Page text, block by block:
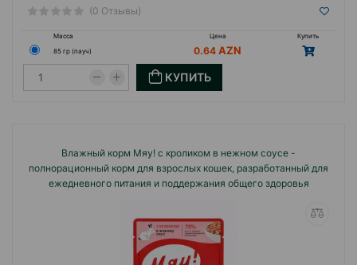
(0 Отзывы)
Масса Цена
Купить
85 гр (пауч)
0.64
КУПИТЬ
Влажный корм Мяу! с кроликом в нежном соусе -
полнорационный корм для взрослых кошек, разработанный для
ежедневного питания и поддержания общего здоровья